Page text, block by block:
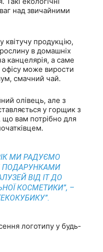
над звичайними
квітучу продукцію,
в домашніх
канцелярія, а саме
офісу може вирости
смачний чай.
олівець, але з
у горщик з
що вам потрібно для
МИ РАДУЄМО
ПОДАРУНКАМИ
ВІД ІТ ДО
КОСМЕТИКИ”, –
логотипу у будь-